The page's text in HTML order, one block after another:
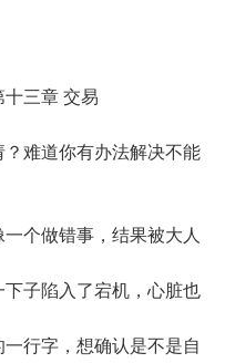
易
难道你有办法解决不能
个做错事，结果被大人
子陷入了宕机，心脏也
行字，想确认是不是自